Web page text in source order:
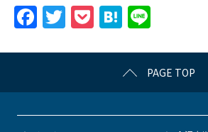
F
c
e
b
T
itt
er
P
c
k
et
H
e
n
a
e
PAGE TOP